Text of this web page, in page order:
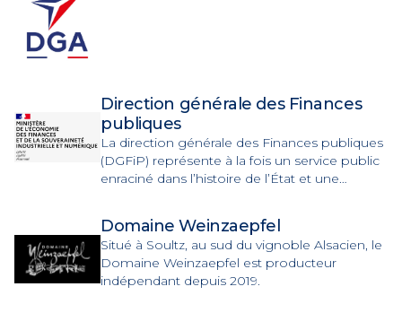
Direction générale des Finances
publiques
La direction générale des Finances publiques
(DGFiP) représente à la fois un service public
enraciné dans l’histoire de l’État et une
de la direction générale de la comptabilité
publique.
Domaine Weinzaepfel
Situé à Soultz, au sud du vignoble Alsacien, le
Domaine Weinzaepfel est producteur
indépendant depuis 2019.